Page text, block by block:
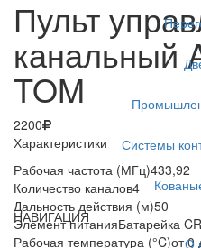
Системы
НАВИГАЦИЯ
О
Пульт
канальный
TOM
2200
Характеристики
Рабочая частота (МГц)433,92
Количество каналов4
Дальность действия (м)50
Элемент питанияБатарейка
Рабочая температура (°C)от 0